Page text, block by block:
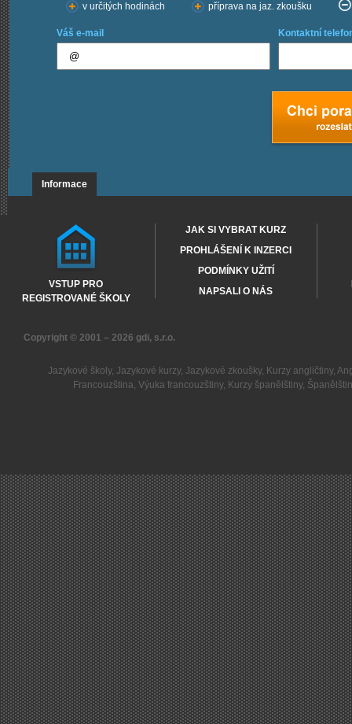
v určitých hodinách příprava na jaz. zkoušku
Váš e-mail Kontaktní
Informace
VSTUP PRO
REGISTROVANÉ ŠKOLY
JAK SI VYBRAT KURZ
PROHLÁŠENÍ K INZERCI
PODMÍNKY UŽITÍ
NAPSALI O NÁS
Copyright © 2001 – 2026 gdi, s.r.o.
Jazykové školy, Jazykové kurzy, Jazykové zkoušky, Kurzy angličtiny,
Francouzština,Výuka francouzštiny, Kurzy španělštiny,